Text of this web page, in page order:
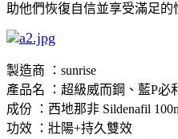
助他們恢復自信並享受滿足的
製造商 ：sunrise
產品名 ：超級威而鋼、藍P必
成份 ：西地那非 Sildenafil
功效 ：壯陽+持久雙效